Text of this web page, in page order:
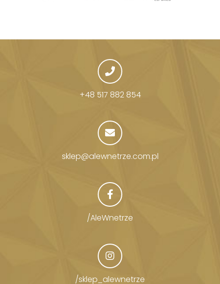
+48 517 882 854
sklep@alewnetrze.com.pl
/AleWnetrze
/sklep_alewnetrze